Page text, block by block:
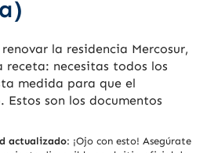
la residencia Mercosur,
receta: necesitas todos los
medida para que el
Estos son los documentos
actualizado: ¡Ojo con esto! Asegúrate